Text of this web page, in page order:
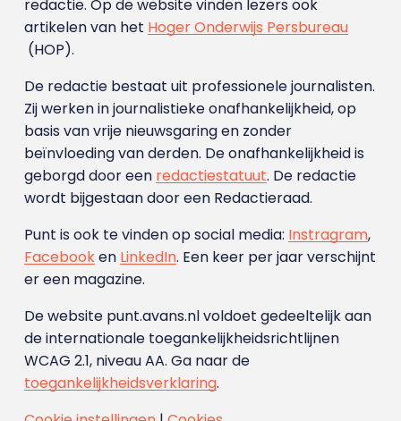
redactie. Op de website vinden lezers ook
artikelen van het Hoger Onderwijs Persbureau
(HOP).
De redactie bestaat uit professionele journalisten.
Zij werken in journalistieke onafhankelijkheid, op
basis van vrije nieuwsgaring en zonder
beïnvloeding van derden. De onafhankelijkheid is
geborgd door een redactiestatuut. De redactie
wordt bijgestaan door een Redactieraad.
Punt is ook te vinden op social media: Instragram,
Facebooken LinkedIn. Een keer per jaar verschijnt
er een magazine.
De website punt.avans.nl voldoet gedeeltelijk aan
de internationale toegankelijkheidsrichtlijnen
WCAG 2.1, niveau AA. Ga naar de
toegankelijkheidsverklaring.